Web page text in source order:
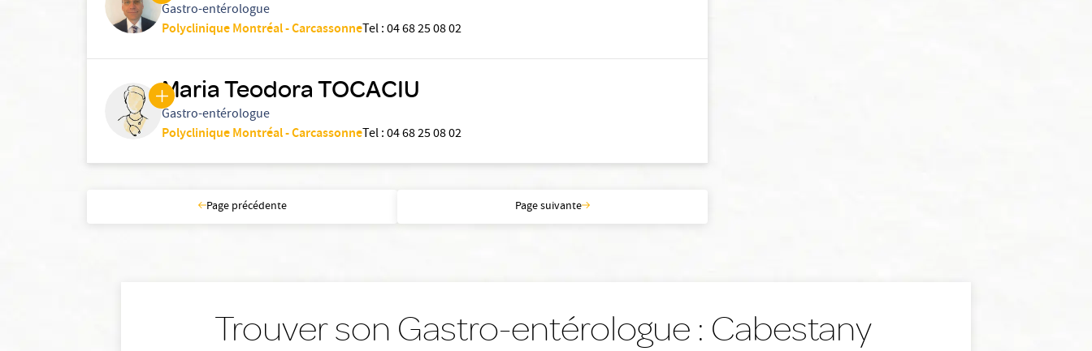
Gastro-entérologue
Polyclinique Montréal - CarcassonneTel:04 68 25 08 02
Maria Teodora TOCACIU
Gastro-entérologue
Polyclinique Montréal - CarcassonneTel:04 68 25 08 02
Page précédente Page suivante
Trouver son Gastro-entérologue : Cabestany